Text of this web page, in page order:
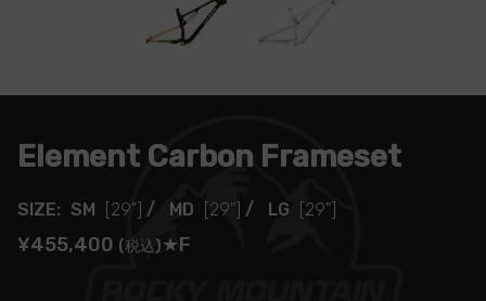
Element Carbon Frameset
SIZE: SM [29"] / MD [29"] / LG [29"]
¥455,400 (税込)★F